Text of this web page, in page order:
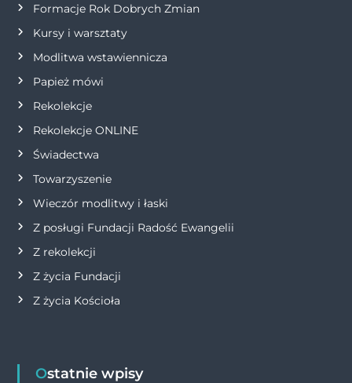
Formacje Rok Dobrych Zmian
Kursy i warsztaty
Modlitwa wstawiennicza
Papież mówi
Rekolekcje
Rekolekcje ONLINE
Świadectwa
Towarzyszenie
Wieczór modlitwy i łaski
Z posługi Fundacji Radość Ewangelii
Z rekolekcji
Z życia Fundacji
Z życia Kościoła
Ostatnie wpisy